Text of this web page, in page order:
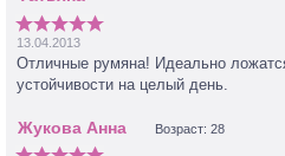
13.04.2013
Отличные румяна! Идеально
устойчивости на целый день.
Возраст: 28